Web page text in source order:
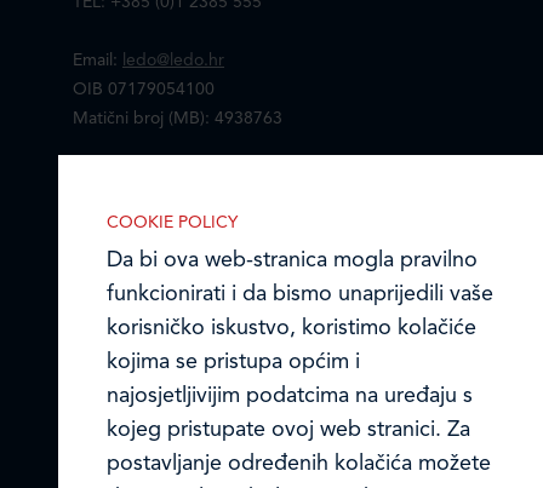
Email:
ledo@ledo.hr
OIB 07179054100
Matični broj (MB): 4938763
Ledo u inozemstvu
Online formular
Obavijest o Privatnosti i Kolačići
Privacy notice and Cookies
COOKIE POLICY
Da bi ova web-stranica mogla pravilno
funkcionirati i da bismo unaprijedili vaše
korisničko iskustvo, koristimo kolačiće
kojima se pristupa općim i
najosjetljivijim podatcima na uređaju s
kojeg pristupate ovoj web stranici. Za
postavljanje određenih kolačića možete
Omogućite ili onemogućite web-
stranici upotrebu funkcionalnih i/ili